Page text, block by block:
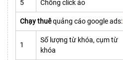
5 Chống click ảo
Chạy thuêquảng cáo google ads:
1
Số lượng từ khóa, cụm từ
khóa